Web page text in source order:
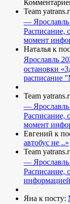
Team
— Ярославль
Расписание,
момент
Наталья к
Ярославль
остановки
расписание
Team
— Ярославль
Расписание,
момент
Евгений к
автобус не ..»
Team
— Ярославль
Расписание,
Яна к посту: